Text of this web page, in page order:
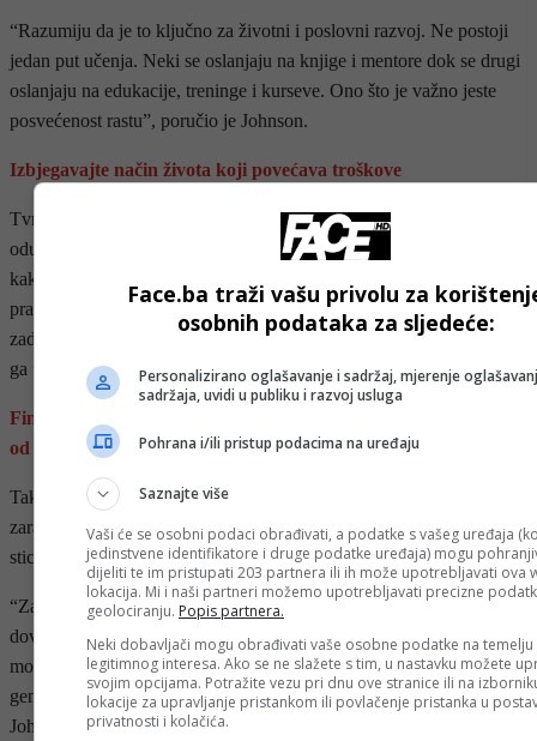
“Razumiju da je to ključno za životni i poslovni razvoj. Ne postoji
jedan put učenja. Neki se oslanjaju na knjige i mentore dok se drugi
oslanjaju na edukacije, treninge i kurseve. Ono što je važno jeste
posvećenost rastu”, poručio je Johnson.
Izbjegavajte način života koji povećava troškove
Tvrdi da je jedan od najvećih izazova njegovih bogatih klijenata
odupiranje načinu života koji uzrokuje povećanje troškova. Naime,
kako je naglasio, primamljivo je više trošiti kada više zarađujete, ali
pravo bogatstvo često zahtijeva disciplinu i odricanje od
zadovoljstava. Dakle, umjesto da novac trošite na životni stil, uložite
ga u posao.
Finansijska sloboda dolazi od onoga što posjedujete, a ne samo
od onoga što zaradite
Također je podsjetio na to da je potrebno razlikovati bogate koji
zarađuju za luksuzan način života od bogatih kojima je prioritet
sticanje imovine koja im donosi prihode i dok spavaju.
“Zarađivanje solidnih prihoda je važno, ali rijetko samo po sebi
dovoljno za dugoročno bogatstvo. Da biste postali i ostali bogati, ne
možete se isključivo oslanjati na svoj rad. Morate imati imovinu koja
generira zaradu uz minimalno svakodnevno učešće”, sugerisao je
Johnson.
Face.ba traži vašu privolu za
osobnih podataka za sljedeće:
Personalizirano oglašavanje i sadržaj, mjerenje
sadržaja, uvidi u publiku i razvoj usluga
Pohrana i/ili pristup podacima na uređaju
Saznajte više
Vaši će se osobni podaci obrađivati, a podatke s vašeg uređaja
jedinstvene identifikatore i druge podatke uređaja) mogu
dijeliti te im pristupati 203 partnera ili ih može upotrebljavati ova
lokacija. Mi i naši partneri možemo upotrebljavati precizne
geolociranju. Popis partnera.
Neki dobavljači mogu obrađivati vaše osobne podatke na temelju
legitimnog interesa. Ako se ne slažete s tim, u nastavku možete
svojim opcijama. Potražite vezu pri dnu ove stranice ili na
lokacije za upravljanje pristankom ili povlačenje pristanka u
privatnosti i kolačića.